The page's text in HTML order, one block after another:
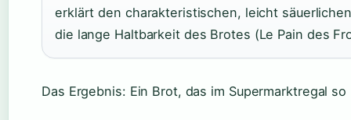
erklärt den charakteristischen, leicht
die lange Haltbarkeit des Brotes (Le Pain des
Das Ergebnis: Ein Brot, das im Supermarktregal